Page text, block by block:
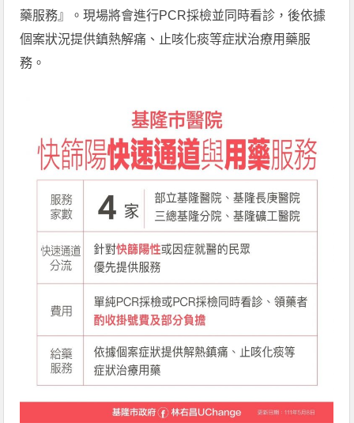
藥服務』。現場將會進行PCR採檢並同時看診，後依據
個案狀況提供鎮熱解痛、止咳化痰等症狀治療用藥服
務。